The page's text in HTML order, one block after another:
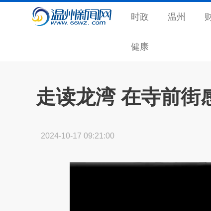
时政 温州
健康
走读龙湾 在寺前街
2024-10-17 09:21:00